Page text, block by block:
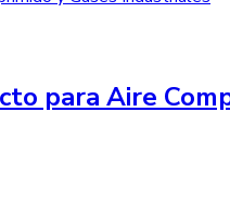
para Aire